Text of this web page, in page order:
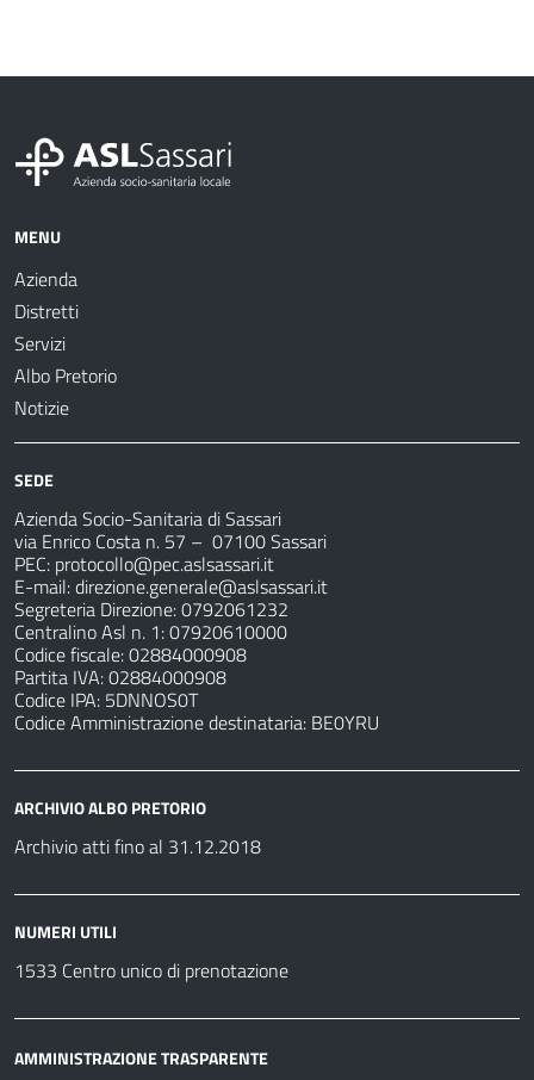
MENU
Azienda
Distretti
Servizi
Albo Pretorio
Notizie
SEDE
Azienda Socio-Sanitaria di Sassari
via Enrico Costa n. 57 – 07100 Sassari
PEC: protocollo@pec.aslsassari.it
E-mail:direzione.generale@aslsassari.it
Segreteria Direzione: 0792061232
Centralino Asl n. 1: 07920610000
Codice fiscale: 02884000908
Partita IVA: 02884000908
Codice IPA: 5DNNOS0T
Codice Amministrazione destinataria: BE0YRU
ARCHIVIO ALBO PRETORIO
Archivio atti fino al 31.12.2018
NUMERI UTILI
1533 Centro unico di prenotazione
AMMINISTRAZIONE TRASPARENTE